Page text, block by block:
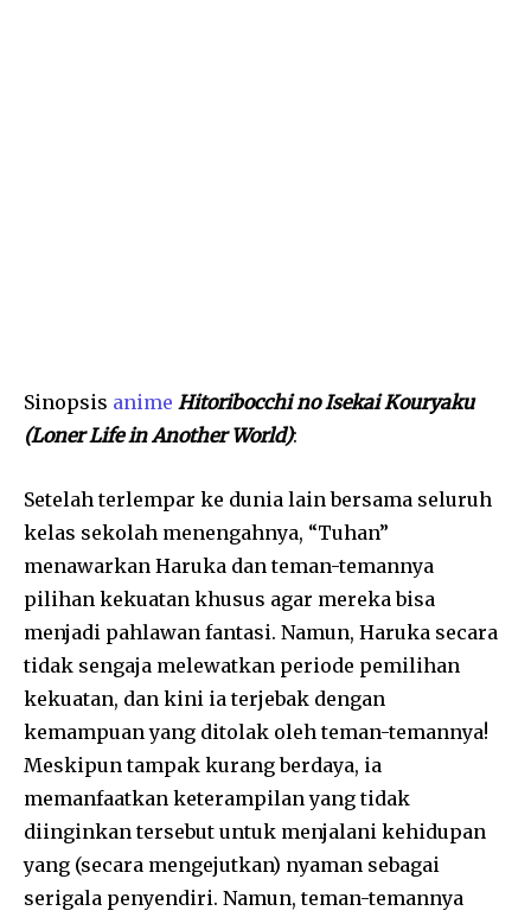
Sinopsis anime Hitoribocchi no Isekai Kouryaku
(Loner Life in Another World):
Setelah terlempar ke dunia lain bersama seluruh
kelas sekolah menengahnya, “Tuhan”
menawarkan Haruka dan teman-temannya
pilihan kekuatan khusus agar mereka bisa
menjadi pahlawan fantasi. Namun, Haruka secara
tidak sengaja melewatkan periode pemilihan
kekuatan, dan kini ia terjebak dengan
kemampuan yang ditolak oleh teman-temannya!
Meskipun tampak kurang berdaya, ia
memanfaatkan keterampilan yang tidak
diinginkan tersebut untuk menjalani kehidupan
yang (secara mengejutkan) nyaman sebagai
serigala penyendiri. Namun, teman-temannya